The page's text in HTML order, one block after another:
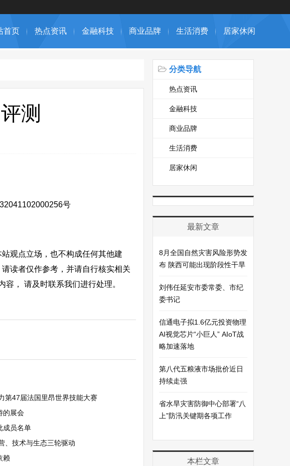
首页 热点资讯 金融科技 商业品牌 生活消费 居家休闲
测
号
观点立场，也不构成任何其他建
读者仅作参考，并请自行核实相关
， 请及时联系我们进行处理。
第47届法国里昂世界技能大赛
的展会
成员名单
、技术与生态三轮驱动
赖
分类导航
热点资讯
金融科技
商业品牌
生活消费
居家休闲
最新文章
8月全国自然灾害风险形势发
布 陕西可能出现阶段性干旱
刘伟任延安市委常委、市纪
委书记
信通电子拟1.6亿元投资物理
AI视觉芯片“小巨人” AIoT战
略加速落地
第八代五粮液市场批价近日
持续走强
省水旱灾害防御中心部署“八
上”防汛关键期各项工作
本栏文章